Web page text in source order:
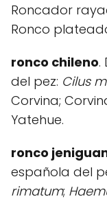
Roncador
Ronco
ronco chileno.
del pez: Cilus
Corvina;
Yatehue.
ronco
española del
rimatum;